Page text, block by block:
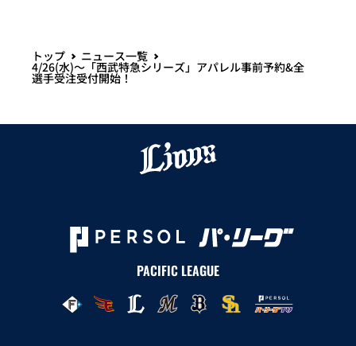
トップ ニュース一覧
4/26(水)～「西武特急シリーズ」アパレル事前予約&全
選手受注受付開始！
PACIFIC LEAGUE